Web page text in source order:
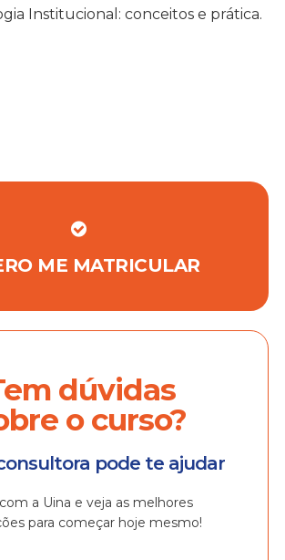
Institucional: conceitos e prática.
ME MATRICULAR
dúvidas
o curso?
pode te ajudar
a Uina e veja as melhores
para começar hoje mesmo!